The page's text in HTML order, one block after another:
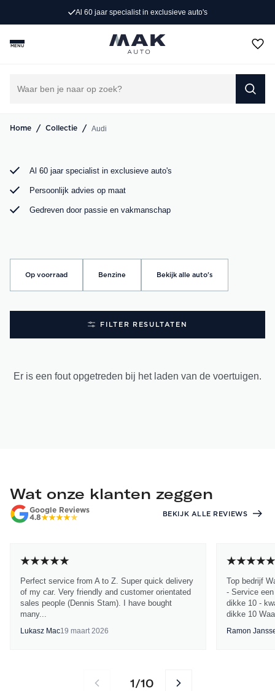
Al 60 jaar specialist in exclusieve auto's
MENU
Home / Collectie / Audi
Op zoek naar een exclusieve Audi occasion? Bij MAK
Auto vind je een zorgvuldig geselecteerd aanbod, van de
sportieve Audi A3 tot de krachtige Audi RS6. Bekijk ons
Al 60 jaar specialist in exclusieve auto's
Persoonlijk advies op maat
Gedreven door passie en vakmanschap
Op voorraad Benzine Bekijk alle auto's
FILTER RESULTATEN
Er is een fout opgetreden bij het laden van de voertuigen.
Wat onze klanten zeggen
Google Reviews
4.8
BEKIJK ALLE REVIEWS
Perfect service from A to Z. Super quick delivery
of my car. Very friendly and customer orientated
sales people (Dennis Stam). I have bought
many...
Lukasz Mac19 maart 2026
Top bedrijf
- Service
dikke 10 -
dikke 10
Ramon
1/10